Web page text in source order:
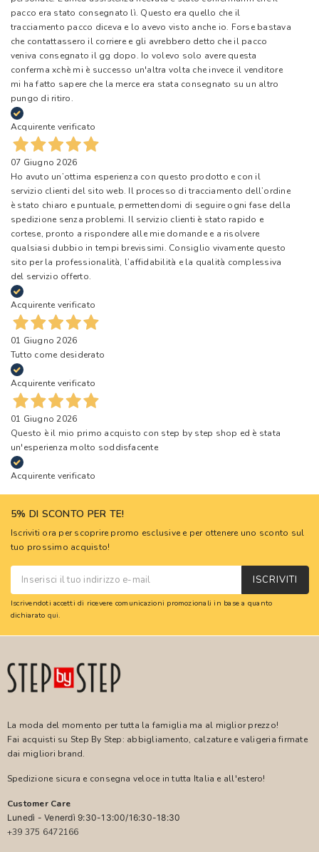
pacco era stato consegnato lì. Questo era quello che il
tracciamento pacco diceva e lo avevo visto anche io. Forse bastava
che contattassero il corriere e gli avrebbero detto che il pacco
veniva consegnato il gg dopo. Io volevo solo avere questa
conferma xchè mi è successo un'altra volta che invece il venditore
mi ha fatto sapere che la merce era stata consegnato su un altro
pungo di ritiro.
Acquirente verificato
07 Giugno 2026
Ho avuto un’ottima esperienza con questo prodotto e con il
servizio clienti del sito web. Il processo di tracciamento dell’ordine
è stato chiaro e puntuale, permettendomi di seguire ogni fase della
spedizione senza problemi. Il servizio clienti è stato rapido e
cortese, pronto a rispondere alle mie domande e a risolvere
qualsiasi dubbio in tempi brevissimi. Consiglio vivamente questo
sito per la professionalità, l’affidabilità e la qualità complessiva
del servizio offerto.
Acquirente verificato
01 Giugno 2026
Tutto come desiderato
Acquirente verificato
01 Giugno 2026
Questo è il mio primo acquisto con step by step shop ed è stata
un'esperienza molto soddisfacente
Acquirente verificato
5% DI SCONTO PER TE!
Iscriviti ora per scoprire promo esclusive e per ottenere uno sconto sul
tuo prossimo acquisto!
ISCRIVITI
Iscrivendoti accetti di ricevere comunicazioni promozionali in base a quanto
dichiarato qui.
La moda del momento per tutta la famiglia ma al miglior prezzo!
Fai acquisti su Step By Step: abbigliamento, calzature e valigeria firmate
dai migliori brand.
Spedizione sicura e consegna veloce in tutta Italia e all'estero!
Customer Care
Lunedì - Venerdì 9:30-13:00/16:30-18:30
+39 375 6472166